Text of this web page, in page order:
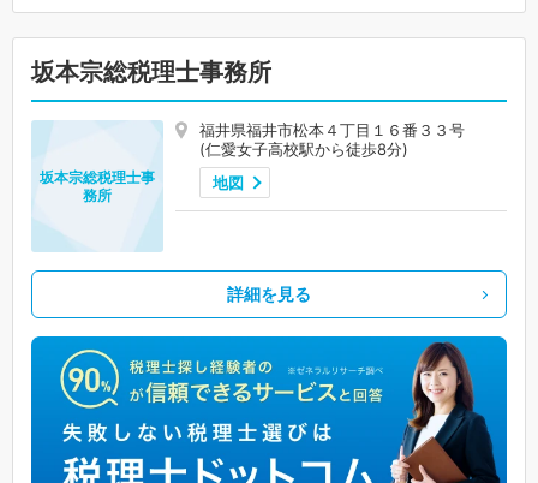
坂本宗総税理士事務所
福井県福井市松本４丁目１６番３３号
(仁愛女子高校駅から徒歩8分)
地図
坂本宗総税理士事
務所
詳細を見る